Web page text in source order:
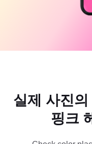
사용자 지정 음성
노이즈 제거
튜토리얼 가이드
주요 추천
템플릿 트렌드 및 팁
더 보기
CapCut 서비스 약
CapCut 열기
실제 사진
핑크